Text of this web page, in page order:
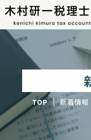
TOP 新着情報